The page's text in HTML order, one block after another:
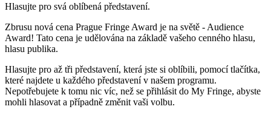
Hlasujte pro svá oblíbená představení.
Zbrusu nová cena Prague Fringe Award je na světě - Audience
Award! Tato cena je udělována na základě vašeho cenného hlasu,
hlasu publika.
Hlasujte pro až tři představení, která jste si oblíbili, pomocí tlačítka,
které najdete u každého představení v našem programu.
Nepotřebujete k tomu nic víc, než se přihlásit do My Fringe, abyste
mohli hlasovat a případně změnit vaši volbu.